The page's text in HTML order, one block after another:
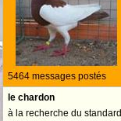
5464 messages postés
le chardon
à la recherche du standard